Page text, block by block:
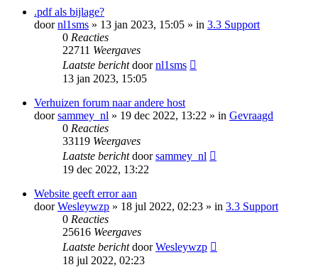
.pdf als bijlage?
doornl1sms » 13 jan 2023, 15:05 » in 3.3 Support
0 Reacties
22711 Weergaves
Laatste berichtdoornl1sms
13 jan 2023, 15:05
Verhuizen forum naar andere host
doorsammey_nl » 19 dec 2022, 13:22 » in Gevraagd
0 Reacties
33119 Weergaves
Laatste berichtdoorsammey_nl
19 dec 2022, 13:22
Website geeft error aan
doorWesleywzp » 18 jul 2022, 02:23 » in 3.3 Support
0 Reacties
25616 Weergaves
Laatste berichtdoorWesleywzp
18 jul 2022, 02:23